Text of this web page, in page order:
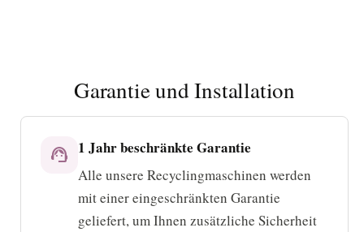
Garantie und Installation
support_agent 1 Jahr beschränkte Garantie
Alle unsere Recyclingmaschinen werden
mit einer eingeschränkten Garantie
geliefert, um Ihnen zusätzliche Sicherheit